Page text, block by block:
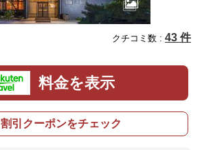
クチコミ数 : 43 件
料金を表示
割引クーポンをチェック